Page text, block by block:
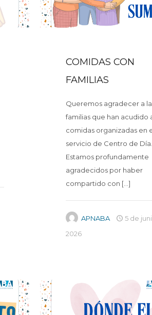
COMIDAS CON
FAMILIAS
Queremos agradecer a
familias que han acudido
comidas organizadas en
servicio de Centro de Día.
Estamos profundamente
agradecidos por haber
compartido con […]
APNABA
5 de
2026